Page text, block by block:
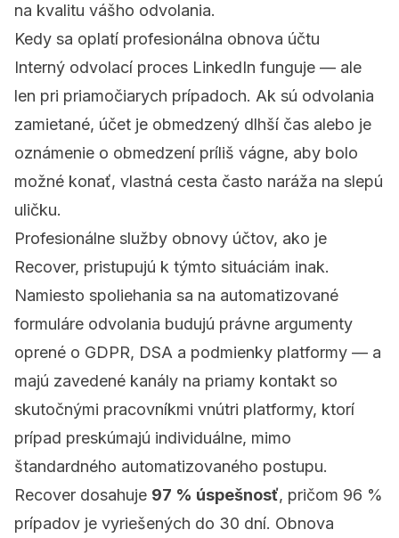
na kvalitu vášho odvolania.
Kedy sa oplatí profesionálna obnova účtu
Interný odvolací proces LinkedIn funguje — ale
len pri priamočiarych prípadoch. Ak sú odvolania
zamietané, účet je obmedzený dlhší čas alebo je
oznámenie o obmedzení príliš vágne, aby bolo
možné konať, vlastná cesta často naráža na slepú
uličku.
Profesionálne služby obnovy účtov, ako je
Recover, pristupujú k týmto situáciám inak.
Namiesto spoliehania sa na automatizované
formuláre odvolania budujú právne argumenty
oprené o GDPR, DSA a podmienky platformy — a
majú zavedené kanály na priamy kontakt so
skutočnými pracovníkmi vnútri platformy, ktorí
prípad preskúmajú individuálne, mimo
štandardného automatizovaného postupu.
Recover dosahuje 97 % úspešnosť, pričom 96 %
prípadov je vyriešených do 30 dní. Obnova